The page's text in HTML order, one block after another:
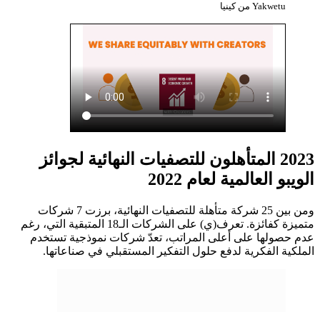
Yakwetu من كينيا
2023 المتأهلون للتصفيات النهائية لجوائز
الويبو العالمية لعام 2022
ومن بين 25 شركة متأهلة للتصفيات النهائية، برزت 7 شركات
متميزة كفائزة. تعرف(ي) على الشركات الـ18 المتبقية التي، رغم
عدم حصولها على أعلى المراتب، تعدّ شركات نموذجية تستخدم
الملكية الفكرية لدفع حلول التفكير المستقبلي في صناعاتها.